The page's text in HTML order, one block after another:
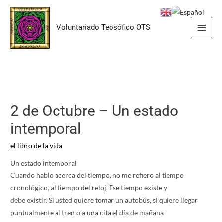
contenido
Voluntariado Teosófico OTS
Main
2 de Octubre – Un estado
intemporal
el libro de la vida
Un estado intemporal
Cuando hablo acerca del tiempo, no me refiero al tiempo
cronológico, al tiempo del reloj. Ese tiempo existe y
debe existir. Si usted quiere tomar un autobús, si quiere llegar
puntualmente al tren o a una cita el día de mañana